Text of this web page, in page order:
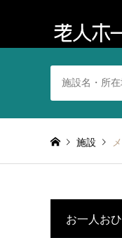
施設
お一人お